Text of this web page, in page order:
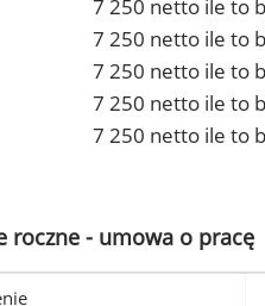
7 250 netto ile to
7 250 netto ile to
7 250 netto ile to
7 250 netto ile to
7 250 netto ile to
roczne - umowa o pracę